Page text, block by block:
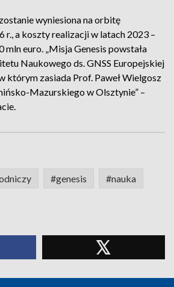
wyniesiona na orbitę
r., a koszty realizacji w latach 2023 –
mln euro. „Misja Genesis powstała
Naukowego ds. GNSS Europejskiej
którym zasiada Prof. Paweł Wielgosz
Mazurskiego w Olsztynie” –
#genesis #nauka